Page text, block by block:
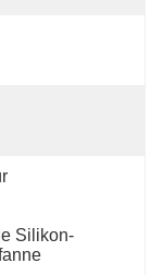
Silikon-